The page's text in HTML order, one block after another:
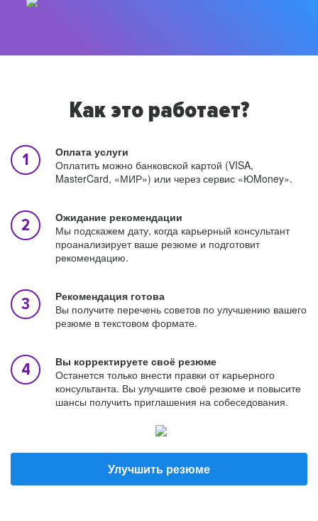
Как это работает?
Оплата услуги
Оплатить можно банковской картой (VISA,
MasterCard, «МИР») или через сервис «ЮMoney».
Ожидание рекомендации
Мы подскажем дату, когда карьерный консультант
проанализирует ваше резюме и подготовит
рекомендацию.
Рекомендация готова
Вы получите перечень советов по улучшению вашего
резюме в текстовом формате.
Вы корректируете своё резюме
Останется только внести правки от карьерного
консультанта. Вы улучшите своё резюме и повысите
шансы получить приглашения на собеседования.
Улучшить резюме